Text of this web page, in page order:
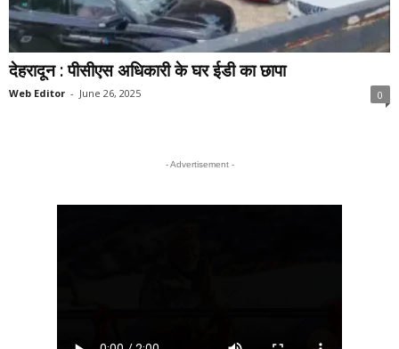
देहरादून : पीसीएस अधिकारी के घर ईडी का छापा
Web Editor - June 26, 2025 0
- Advertisement -